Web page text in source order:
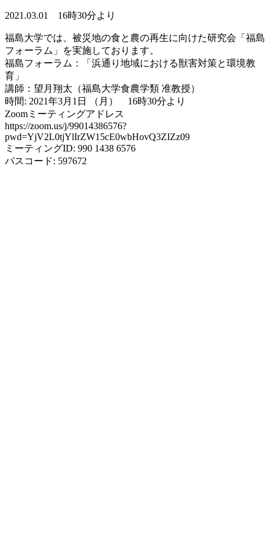
2021.03.01 16時30分より
福島大学では、被災地の食と農の再生に向けた研究会「福島
フォーラム」を実施しております。
福島フォーラム：「浜通り地域における獣害対策と環境教
育」
講師：望月翔太（福島大学食農学類 准教授）
時間: 2021年3月1日 （月） 16時30分より
Zoomミーティングアドレス
https://zoom.us/j/99014386576?
pwd=YjV2L0tjYlIrZW15cE0wbHovQ3ZIZz09
ミーティングID: 990 1438 6576
パスコード: 597672